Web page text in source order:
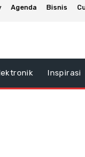
Agenda Bisnis
Inspirasi